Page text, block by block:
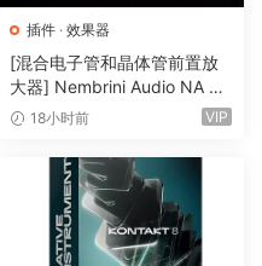
robotic, electronic
mode, adjust the formant
pitch modulation or
built-in vibrato and
插件 · 效果器
[混合电子管和晶体管前置放
大器] Nembrini Audio NA Ba
ss 3500 v1.0.0 Incl Keygen-
18小时前 VIP